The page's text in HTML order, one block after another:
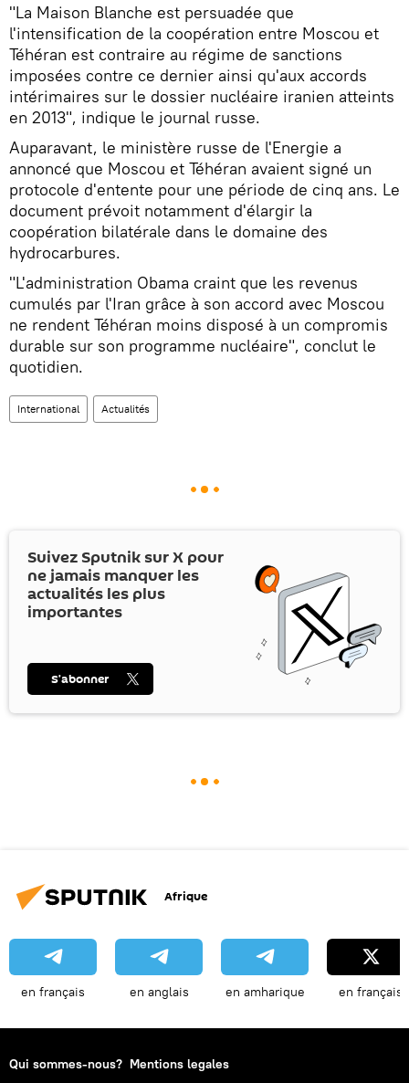
"La Maison Blanche est persuadée que
l'intensification de la coopération entre Moscou et
Téhéran est contraire au régime de sanctions
imposées contre ce dernier ainsi qu'aux accords
intérimaires sur le dossier nucléaire iranien atteints
en 2013", indique le journal russe.
Auparavant, le ministère russe de l'Energie a
annoncé que Moscou et Téhéran avaient signé un
protocole d'entente pour une période de cinq ans. Le
document prévoit notamment d'élargir la
coopération bilatérale dans le domaine des
hydrocarbures.
"L'administration Obama craint que les revenus
cumulés par l'Iran grâce à son accord avec Moscou
ne rendent Téhéran moins disposé à un compromis
durable sur son programme nucléaire", conclut le
quotidien.
International Actualités
Suivez Sputnik surX pour
ne jamais manquer les
actualités les plus
importantes
S’abonner
Afrique
en français en anglais en amharique en français
Qui sommes-nous? Mentions legales